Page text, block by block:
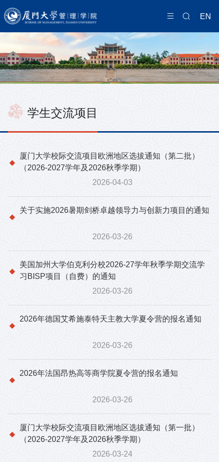
EN
学生交流项目
厦门大学校际交流项目欧洲地区选拔通知（第二批）
（2026-2027学年及2026秋季学期）
2026-04-03
关于实施2026暑期剑桥卓越领导力与创新力项目的通知
2026-03-26
美国加州大学伯克利分校2026-27学年秋季学期交流学
习BISP项目（自费）的通知
2026-03-26
2026年德国艾希施泰特天主教大学夏令营的报名通知
2026-03-26
2026年法国昂热高等商学院夏令营的报名通知
2026-03-26
厦门大学校际交流项目欧洲地区选拔通知（第一批）
（2026-2027学年及2026秋季学期）
2026-03-24